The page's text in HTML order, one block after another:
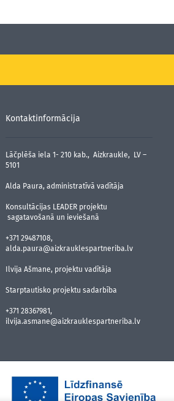
Kontaktinformācija
Lāčplēša iela 1- 210 kab., Aizkraukle, LV –
5101
Alda Paura, administratīvā vadītāja
Konsultācijas LEADER projektu
sagatavošanā un ieviešanā
+371 29487108,
alda.paura@aizkrauklespartneriba.lv
Ilvija Ašmane, projektu vadītāja
Starptautisko projektu sadarbība
+371 28367981,
ilvija.asmane@aizkrauklespartneriba.lv